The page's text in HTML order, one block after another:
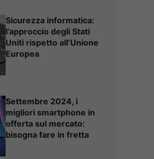
Sicurezza informatica:
l’approccio degli Stati
Uniti rispetto all’Unione
Europea
Settembre 2024, i
migliori smartphone in
offerta sul mercato:
bisogna fare in fretta